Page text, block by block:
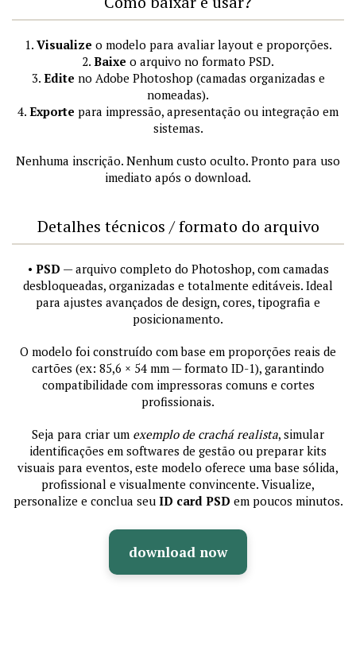
1. Visualize o modelo para avaliar layout e proporções.
2. Baixe o arquivo no formato PSD.
3. Edite no Adobe Photoshop (camadas organizadas e
nomeadas).
4. Exporte para impressão, apresentação ou integração em
sistemas.
Nenhuma inscrição. Nenhum custo oculto. Pronto para uso
imediato após o download.
Detalhes técnicos / formato do arquivo
• PSD — arquivo completo do Photoshop, com camadas
desbloqueadas, organizadas e totalmente editáveis. Ideal
para ajustes avançados de design, cores, tipografia e
posicionamento.
O modelo foi construído com base em proporções reais de
cartões (ex: 85,6 × 54 mm — formato ID-1), garantindo
compatibilidade com impressoras comuns e cortes
profissionais.
Seja para criar um exemplo de crachá realista, simular
identificações em softwares de gestão ou preparar kits
visuais para eventos, este modelo oferece uma base sólida,
profissional e visualmente convincente. Visualize,
personalize e conclua seu ID card PSD em poucos minutos.
download now